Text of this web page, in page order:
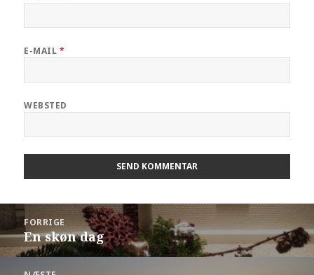
E-MAIL *
WEBSTED
FORRIGE
En skøn dag